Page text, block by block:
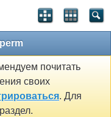
почитать
своих
. Для